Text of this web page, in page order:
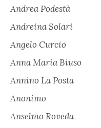
Andrea Podestà
Andreina Solari
Angelo Curcio
Anna Maria Biuso
Annino La Posta
Anonimo
Anselmo Roveda